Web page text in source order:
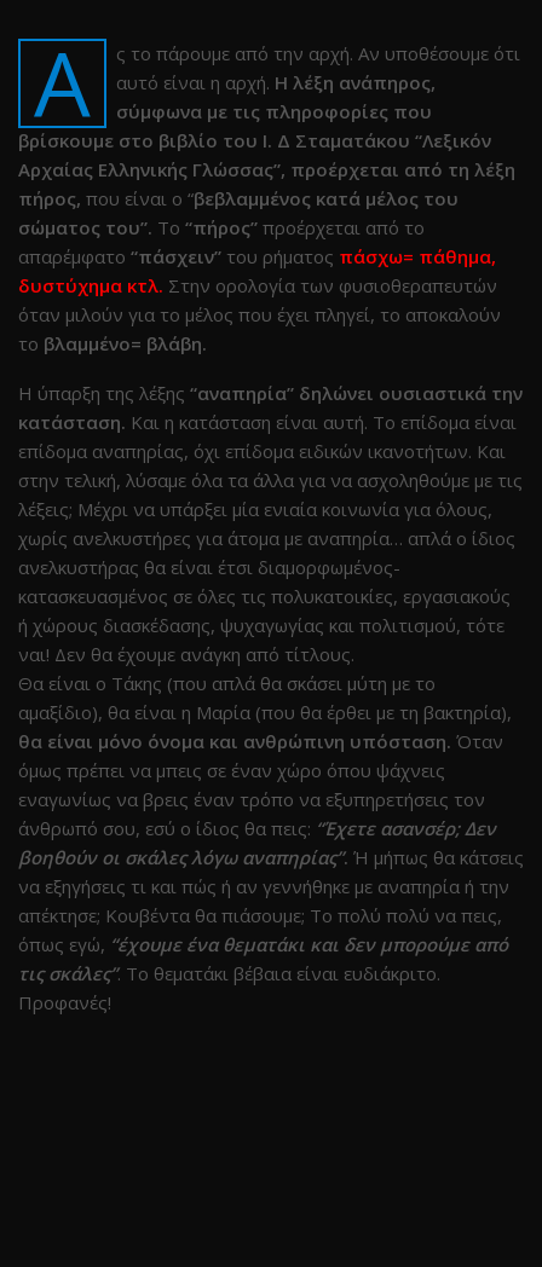
Α
ς το πάρουμε από την αρχή. Αν υποθέσουμε ότι
αυτό είναι η αρχή. Η λέξη ανάπηρος,
σύμφωνα με τις πληροφορίες που
βρίσκουμε στο βιβλίο του Ι. Δ Σταματάκου “Λεξικόν
Αρχαίας Ελληνικής Γλώσσας”, προέρχεται από τη λέξη
πήρος, που είναι ο “βεβλαμμένος κατά μέλος του
σώματος του”. Το “πήρος” προέρχεται από το
απαρέμφατο “πάσχειν” του ρήματος πάσχω= πάθημα,
δυστύχημα κτλ. Στην ορολογία των φυσιοθεραπευτών
όταν μιλούν για το μέλος που έχει πληγεί, το αποκαλούν
το βλαμμένο= βλάβη.
Η ύπαρξη της λέξης “αναπηρία” δηλώνει ουσιαστικά την
κατάσταση. Και η κατάσταση είναι αυτή. Το επίδομα είναι
επίδομα αναπηρίας, όχι επίδομα ειδικών ικανοτήτων. Και
στην τελική, λύσαμε όλα τα άλλα για να ασχοληθούμε με τις
λέξεις; Μέχρι να υπάρξει μία ενιαία κοινωνία για όλους,
χωρίς ανελκυστήρες για άτομα με αναπηρία… απλά ο ίδιος
ανελκυστήρας θα είναι έτσι διαμορφωμένος-
κατασκευασμένος σε όλες τις πολυκατοικίες, εργασιακούς
ή χώρους διασκέδασης, ψυχαγωγίας και πολιτισμού, τότε
ναι! Δεν θα έχουμε ανάγκη από τίτλους.
Θα είναι ο Τάκης (που απλά θα σκάσει μύτη με το
αμαξίδιο), θα είναι η Μαρία (που θα έρθει με τη βακτηρία),
θα είναι μόνο όνομα και ανθρώπινη υπόσταση. Όταν
όμως πρέπει να μπεις σε έναν χώρο όπου ψάχνεις
εναγωνίως να βρεις έναν τρόπο να εξυπηρετήσεις τον
άνθρωπό σου, εσύ ο ίδιος θα πεις: “Έχετε ασανσέρ; Δεν
βοηθούν οι σκάλες λόγω αναπηρίας”. Ή μήπως θα κάτσεις
να εξηγήσεις τι και πώς ή αν γεννήθηκε με αναπηρία ή την
απέκτησε; Κουβέντα θα πιάσουμε; Το πολύ πολύ να πεις,
όπως εγώ, “έχουμε ένα θεματάκι και δεν μπορούμε από
τις σκάλες”. Το θεματάκι βέβαια είναι ευδιάκριτο.
Προφανές!